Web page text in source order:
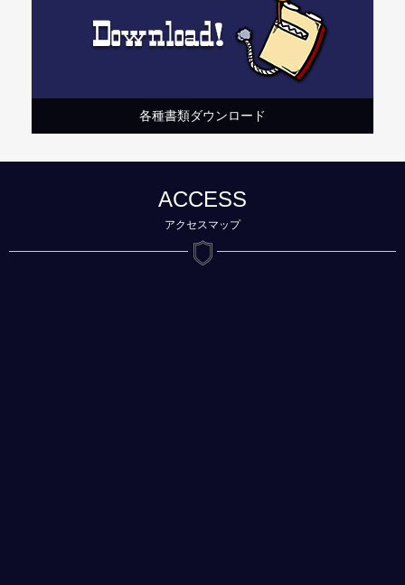
各種書類ダウンロード
ACCESS
アクセスマップ